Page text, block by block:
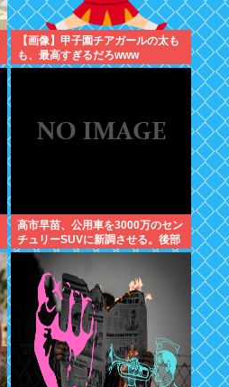
【画像】甲子園チアガールの太も
も、最高すぎるだろwww
高市早苗、公用車を3000万のセン
チュリーSUVに新調させる。後部
ガラスは車中喫煙を撮らせないた
めの特殊仕様に